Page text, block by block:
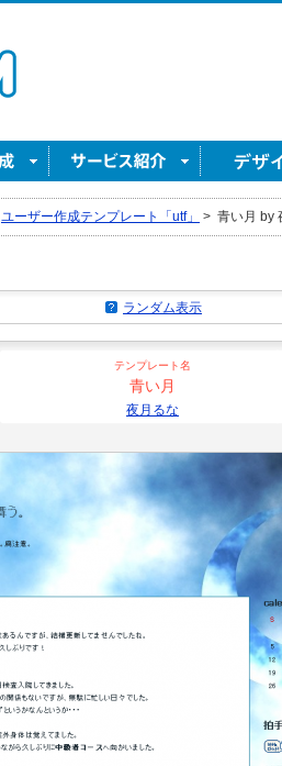
ユーザー作成テンプレート「utf」 > 青い月 by
ランダム表示
テンプレート名
青い月
夜月るな